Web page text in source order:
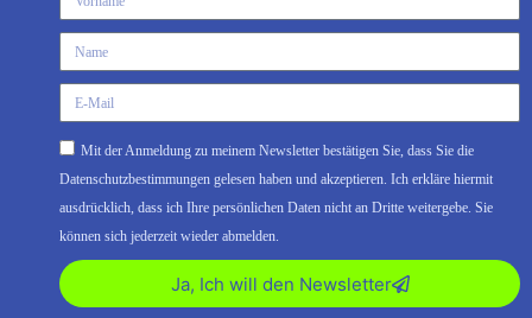
Mit der Anmeldung zu meinem Newsletter bestätigen Sie, dass Sie die
Datenschutzbestimmungen gelesen haben und akzeptieren. Ich erkläre hiermit
ausdrücklich, dass ich Ihre persönlichen Daten nicht an Dritte weitergebe. Sie
können sich jederzeit wieder abmelden.
Ja, Ich will den Newsletter